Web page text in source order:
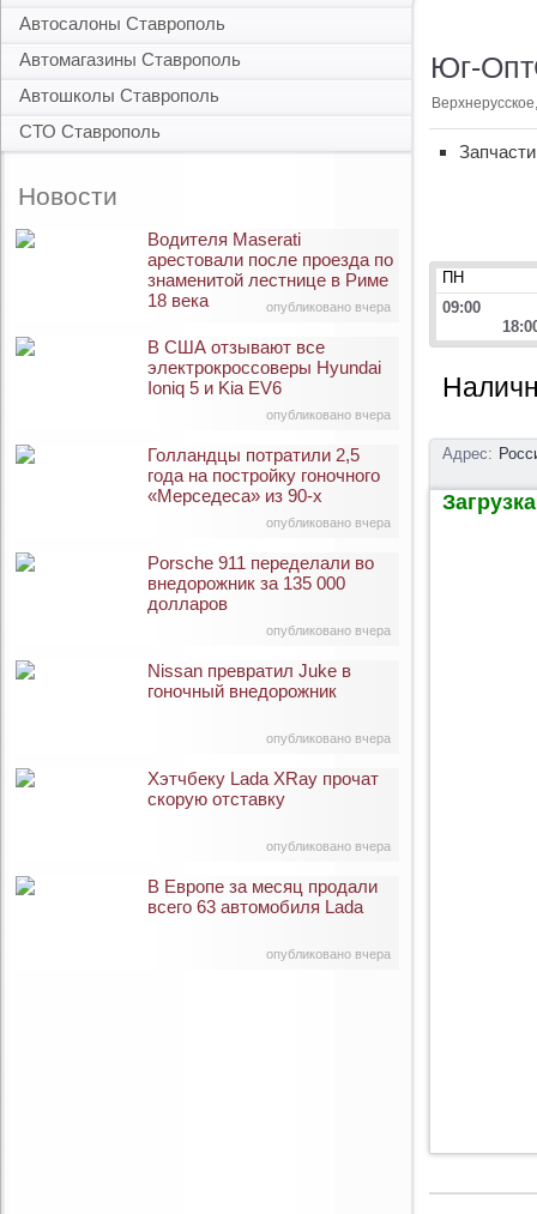
Автосалоны Ставрополь
Автомагазины Ставрополь
Автошколы Ставрополь
СТО Ставрополь
Новости
опубликовано вчера
Водителя Maserati
арестовали после проезда по
знаменитой лестнице в Риме
18 века
опубликовано вчера
В США отзывают все
электрокроссоверы Hyundai
Ioniq 5 и Kia EV6
опубликовано вчера
Голландцы потратили 2,5
года на постройку гоночного
«Мерседеса» из 90-х
опубликовано вчера
Porsche 911 переделали во
внедорожник за 135 000
долларов
опубликовано вчера
Nissan превратил Juke в
гоночный внедорожник
опубликовано вчера
Хэтчбеку Lada XRay прочат
скорую отставку
опубликовано вчера
В Европе за месяц продали
всего 63 автомобиля Lada
Юг-
ПН
09:00
Адрес: